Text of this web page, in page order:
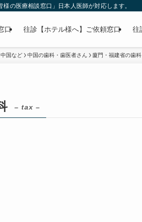
の医療相談窓口」日本人医師が対応します。
口 往診【ホテル様へ】ご依頼窓口 往
国など 中国の歯科・歯医者さん 廈門・福建省の歯
– tax –